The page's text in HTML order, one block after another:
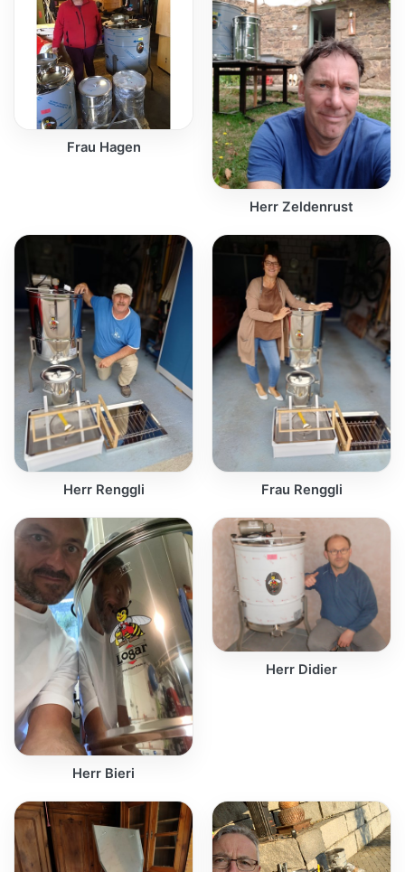
Frau Hagen
Herr Zeldenrust
Herr Renggli Frau Renggli
Herr Bieri
Herr Didier